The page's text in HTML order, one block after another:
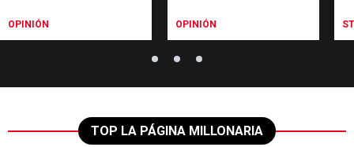
OPINIÓN OPINIÓN
TOP LA PÁGINA MILLONARIA